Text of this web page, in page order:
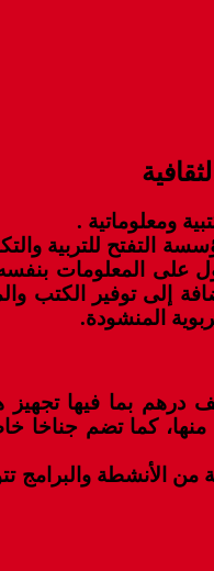
ومعلوماتية .
للتربية
على المعلومات
توفير الكتب
المنشودة.
المنشأة الثقافية رصيدا وثائقيا يصل إلى
كما تضم جناخا
الأنشطة والبرامج